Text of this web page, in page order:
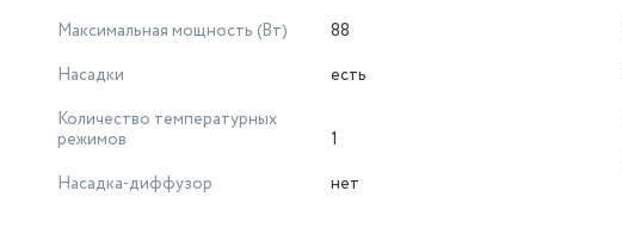
Максимальная мощность (Вт)
88
Насадки
есть
Количество температурных
режимов
1
Насадка-диффузор
нет